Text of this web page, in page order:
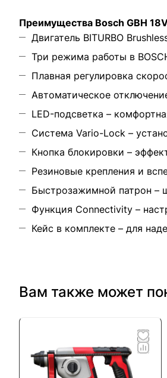
Преимущества Bosch GBH
Двигатель BITURBO
Три режима работы в
Плавная регулировка
Автоматическое
LED-подсветка –
Система Vario-Lock –
Кнопка блокировки –
Резиновые крепления и
Быстрозажимной патрон –
Функция Connectivity –
Кейс в комплекте – для
Вам также может